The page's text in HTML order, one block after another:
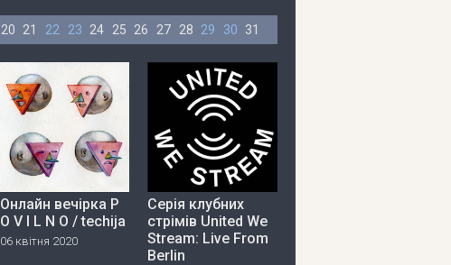
20 21 22 23 24 25 26 27 28 29 30 31
Онлайн вечірка P
O V I L N O / techija
06 квітня 2020
Серія клубних
стрімів United We
Stream: Live From
Berlin